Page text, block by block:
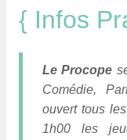
{ Infos
Le Procope
Comédie,
ouvert tous
1h00 les